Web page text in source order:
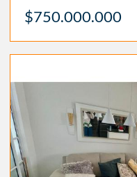
$750.000.000